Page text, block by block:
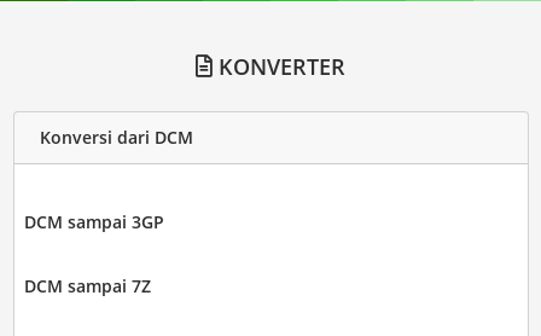
KONVERTER
Konversi dari DCM
DCM sampai 3GP
DCM sampai 7Z